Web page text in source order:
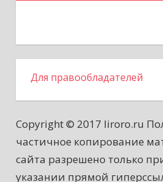
Для правообладателей
Copyright © 2017 liroro.ru
частичное копирование
сайта разрешено только
указании прямой